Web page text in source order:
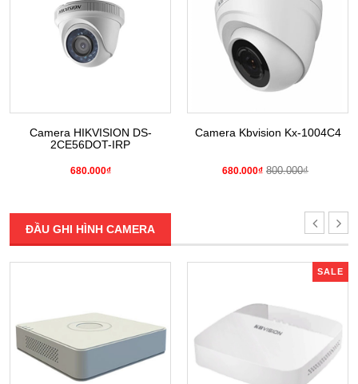
Camera HIKVISION DS-
2CE56DOT-IRP
680.000₫
Camera Kbvision Kx-1004C4
680.000₫ 800.000₫
ĐẦU GHI HÌNH CAMERA
SALE